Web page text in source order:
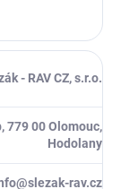
- RAV CZ, s.r.o.
779 00 Olomouc,
Hodolany
rav.cz